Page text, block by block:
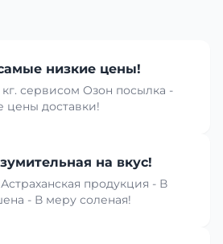
низкие цены!
кг. сервисом Озон посылка -
цены доставки!
на вкус!
продукция - В
- В меру соленая!